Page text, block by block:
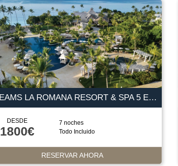
DREAMS LA ROMANA RESORT & SPA 5 ESTRELLAS
DESDE
1800€
7 noches
Todo Incluido
RESERVAR AHORA